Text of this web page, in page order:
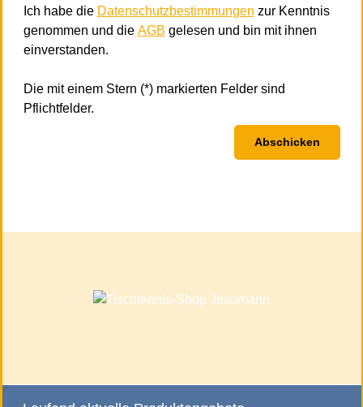
Ich habe die Datenschutzbestimmungen zur Kenntnis
genommen und die AGB gelesen und bin mit ihnen
einverstanden.
Die mit einem Stern (*) markierten Felder sind
Pflichtfelder.
Abschicken